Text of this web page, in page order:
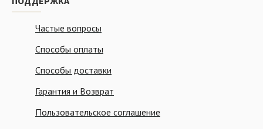
Частые вопросы
Способы оплаты
Способы доставки
Гарантия и Возврат
Пользовательское соглашение